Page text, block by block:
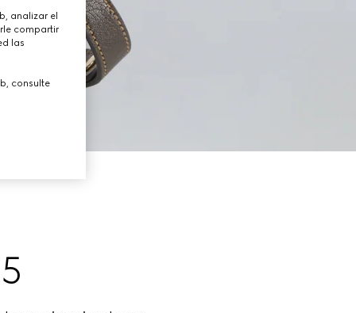
analizar el
compartir
las
consulte